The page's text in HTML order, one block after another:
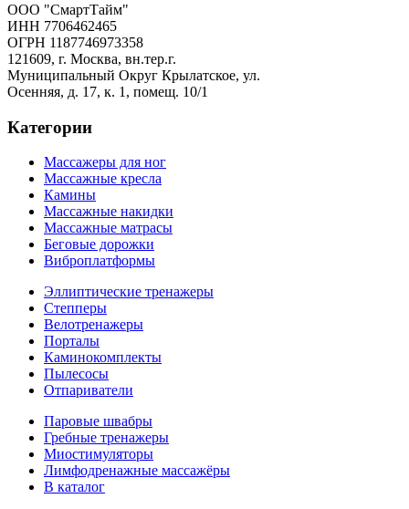
ООО "СмартТайм"
ИНН 7706462465
ОГРН 1187746973358
121609, г. Москва, вн.тер.г.
Муниципальный Округ Крылатское, ул.
Осенняя, д. 17, к. 1, помещ. 10/1
Категории
Массажеры для ног
Массажные кресла
Камины
Массажные накидки
Массажные матрасы
Беговые дорожки
Виброплатформы
Эллиптические тренажеры
Степперы
Велотренажеры
Порталы
Каминокомплекты
Пылесосы
Отпариватели
Паровые швабры
Гребные тренажеры
Миостимуляторы
Лимфодренажные массажёры
В каталог